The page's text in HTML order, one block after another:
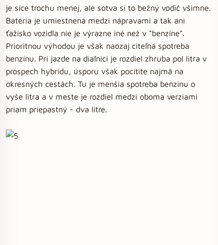
je síce trochu menej, ale sotva si to bežný vodič všimne.
Batéria je umiestnená medzi nápravami a tak ani
ťažisko vozidla nie je výrazne iné než v "benzíne".
Prioritnou výhodou je však naozaj citeľná spotreba
benzínu. Pri jazde na diaľnici je rozdiel zhruba pol litra v
prospech hybridu, úsporu však pocítite najmä na
okresných cestách. Tu je menšia spotreba benzínu o
vyše litra a v meste je rozdiel medzi oboma verziami
priam priepastný - dva litre.